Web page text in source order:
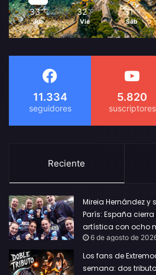
33 ℃
Jue
32 ℃
Vie
31 ℃
Sáb
11.334 5.820
Reciente
Mireia Hernández y
París: España
artística con ocho
6 de agosto de
Los fans de
semana: dos